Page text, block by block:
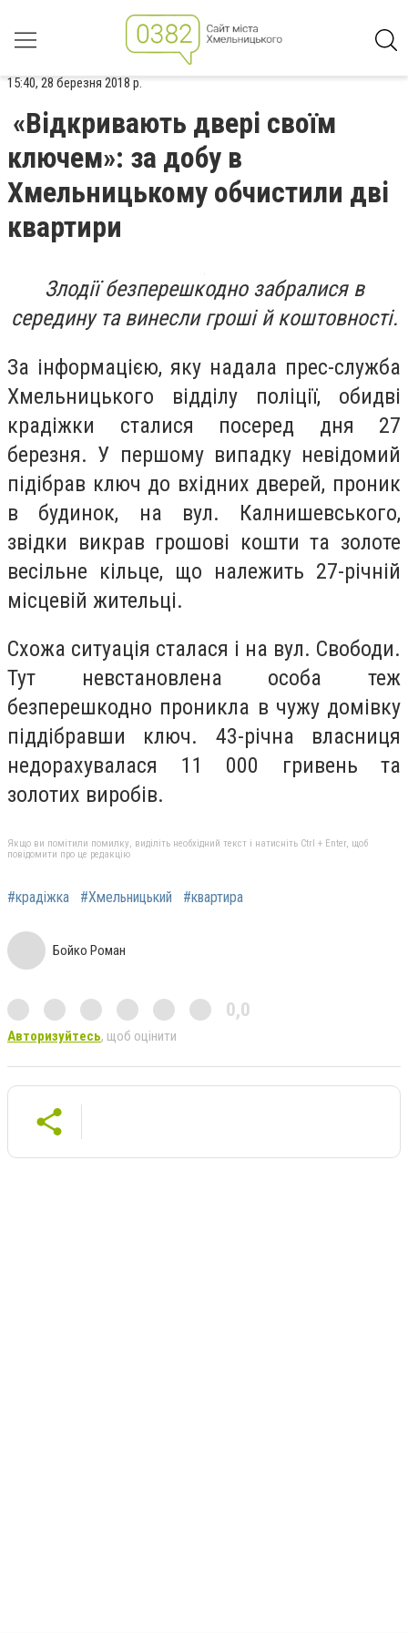
15:40, 28 березня 2018 р.
«Відкривають двері своїм
ключем»: за добу в
Хмельницькому обчистили дві
квартири
Злодії безперешкодно забралися в
середину та винесли гроші й коштовності.
За інформацією, яку надала прес-служба
Хмельницького відділу поліції, обидві
крадіжки сталися посеред дня 27
березня. У першому випадку невідомий
підібрав ключ до вхідних дверей, проник
в будинок, на вул. Калнишевського,
звідки викрав грошові кошти та золоте
весільне кільце, що належить 27-річній
місцевій жительці.
Схожа ситуація сталася і на вул. Свободи.
Тут невстановлена особа теж
безперешкодно проникла в чужу домівку
піддібравши ключ. 43-річна власниця
недорахувалася 11 000 гривень та
золотих виробів.
Якщо ви помітили помилку, виділіть необхідний текст і натисніть Ctrl + Enter, щоб
повідомити про це редакцію
#крадіжка #Хмельницький #квартира
Бойко Роман
0,0
Авторизуйтесь, щоб оцінити